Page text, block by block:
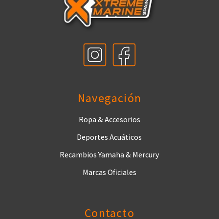
Navegación
Ropa & Accesorios
Deportes Acuáticos
Recambios Yamaha & Mercury
Marcas Oficiales
Contacto